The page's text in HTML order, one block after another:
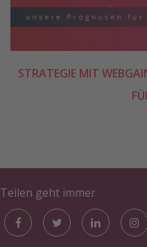
STRATEGIE MIT
Teilen geht immer